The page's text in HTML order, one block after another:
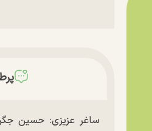
ساغر عزیزی: حسین